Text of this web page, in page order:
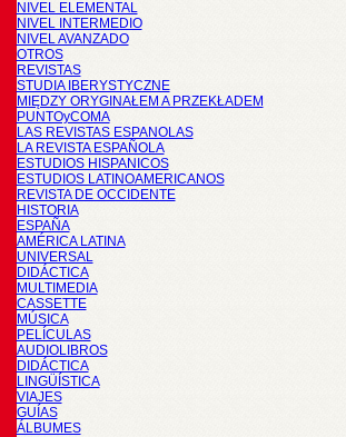
NIVEL ELEMENTAL
NIVEL INTERMEDIO
NIVEL AVANZADO
OTROS
REVISTAS
STUDIA IBERYSTYCZNE
MIĘDZY ORYGINAŁEM A PRZEKŁADEM
PUNTOyCOMA
LAS REVISTAS ESPANOLAS
LA REVISTA ESPAÑOLA
ESTUDIOS HISPANICOS
ESTUDIOS LATINOAMERICANOS
REVISTA DE OCCIDENTE
HISTORIA
ESPAÑA
AMÉRICA LATINA
UNIVERSAL
DIDÁCTICA
MULTIMEDIA
CASSETTE
MÚSICA
PELÍCULAS
AUDIOLIBROS
DIDÁCTICA
LINGÜÍSTICA
VIAJES
GUÍAS
ÁLBUMES